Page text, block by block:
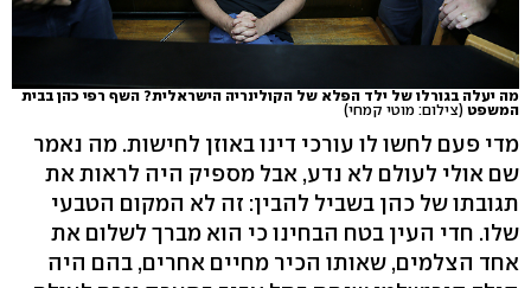
מה יעלה בגורלו של ילד הפלא של הקולינריה הישראלית? השף רפי כהן בבית
המשפט (צילום: מוטי קמחי)
מדי פעם לחשו לו עורכי דינו באוזן לחישות. מה נאמר
שם אולי לעולם לא נדע, אבל מספיק היה לראות את
תגובתו של כהן בשביל להבין: זה לא המקום הטבעי
שלו. חדי העין בטח הבחינו כי הוא מברך לשלום את
אחד הצלמים, שאותו הכיר מחיים אחרים, בהם היה